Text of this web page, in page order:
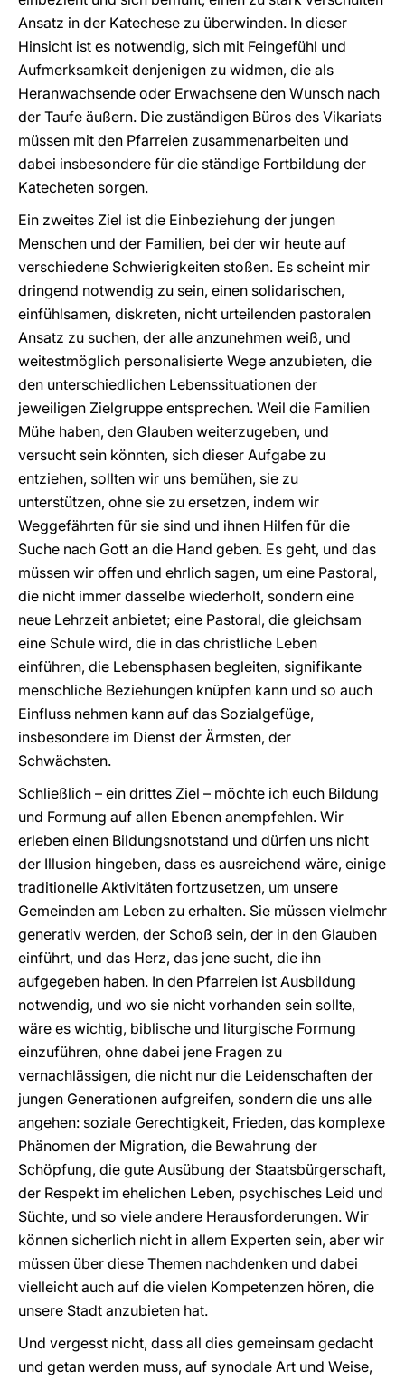
Ansatz in der Katechese zu überwinden. In dieser
Hinsicht ist es notwendig, sich mit Feingefühl und
Aufmerksamkeit denjenigen zu widmen, die als
Heranwachsende oder Erwachsene den Wunsch nach
der Taufe äußern. Die zuständigen Büros des Vikariats
müssen mit den Pfarreien zusammenarbeiten und
dabei insbesondere für die ständige Fortbildung der
Katecheten sorgen.
Ein zweites Ziel ist die Einbeziehung der jungen
Menschen und der Familien, bei der wir heute auf
verschiedene Schwierigkeiten stoßen. Es scheint mir
dringend notwendig zu sein, einen solidarischen,
einfühlsamen, diskreten, nicht urteilenden pastoralen
Ansatz zu suchen, der alle anzunehmen weiß, und
weitestmöglich personalisierte Wege anzubieten, die
den unterschiedlichen Lebenssituationen der
jeweiligen Zielgruppe entsprechen. Weil die Familien
Mühe haben, den Glauben weiterzugeben, und
versucht sein könnten, sich dieser Aufgabe zu
entziehen, sollten wir uns bemühen, sie zu
unterstützen, ohne sie zu ersetzen, indem wir
Weggefährten für sie sind und ihnen Hilfen für die
Suche nach Gott an die Hand geben. Es geht, und das
müssen wir offen und ehrlich sagen, um eine Pastoral,
die nicht immer dasselbe wiederholt, sondern eine
neue Lehrzeit anbietet; eine Pastoral, die gleichsam
eine Schule wird, die in das christliche Leben
einführen, die Lebensphasen begleiten, signifikante
menschliche Beziehungen knüpfen kann und so auch
Einfluss nehmen kann auf das Sozialgefüge,
insbesondere im Dienst der Ärmsten, der
Schwächsten.
Schließlich – ein drittes Ziel – möchte ich euch Bildung
und Formung auf allen Ebenen anempfehlen. Wir
erleben einen Bildungsnotstand und dürfen uns nicht
der Illusion hingeben, dass es ausreichend wäre, einige
traditionelle Aktivitäten fortzusetzen, um unsere
Gemeinden am Leben zu erhalten. Sie müssen vielmehr
generativ werden, der Schoß sein, der in den Glauben
einführt, und das Herz, das jene sucht, die ihn
aufgegeben haben. In den Pfarreien ist Ausbildung
notwendig, und wo sie nicht vorhanden sein sollte,
wäre es wichtig, biblische und liturgische Formung
einzuführen, ohne dabei jene Fragen zu
vernachlässigen, die nicht nur die Leidenschaften der
jungen Generationen aufgreifen, sondern die uns alle
angehen: soziale Gerechtigkeit, Frieden, das komplexe
Phänomen der Migration, die Bewahrung der
Schöpfung, die gute Ausübung der Staatsbürgerschaft,
der Respekt im ehelichen Leben, psychisches Leid und
Süchte, und so viele andere Herausforderungen. Wir
können sicherlich nicht in allem Experten sein, aber wir
müssen über diese Themen nachdenken und dabei
vielleicht auch auf die vielen Kompetenzen hören, die
unsere Stadt anzubieten hat.
Und vergesst nicht, dass all dies gemeinsam gedacht
und getan werden muss, auf synodale Art und Weise,